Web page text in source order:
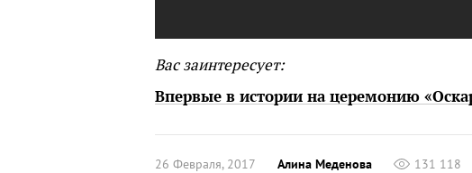
Вас заинтересует:
Впервые в истории на церемонию
26 Февраля, 2017 Алина Меденова 131 118